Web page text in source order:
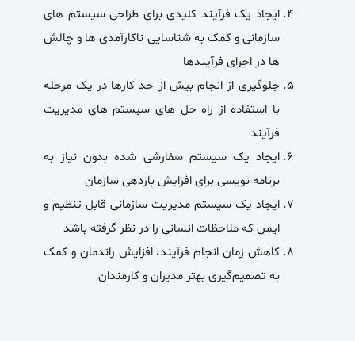
ایجاد یک فرآیند کلیدی برای طراحی سیستم های
سازمانی و کمک به شناسایی ناکارآمدی ها و چالش
ها در اجرای فرآیندها
جلوگیری از انجام بیش از حد کارها در یک مرحله
با استفاده از راه حل های سیستم های مدیریت
فرآیند
ایجاد یک سیستم سفارشی شده بدون نیاز به
برنامه نویسی برای افزایش بازدهی سازمان
ایجاد یک سیستم مدیریت سازمانی قابل تنظیم و
ایمن که ملاحظات انسانی را در نظر گرفته باشد
کاهش زمان‌ انجام فرآیند، افزایش راندمان و کمک
به تصمیم‌گیری بهتر مدیران و کارمندان